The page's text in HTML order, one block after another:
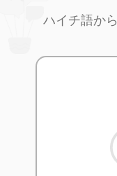
ハイチ語か